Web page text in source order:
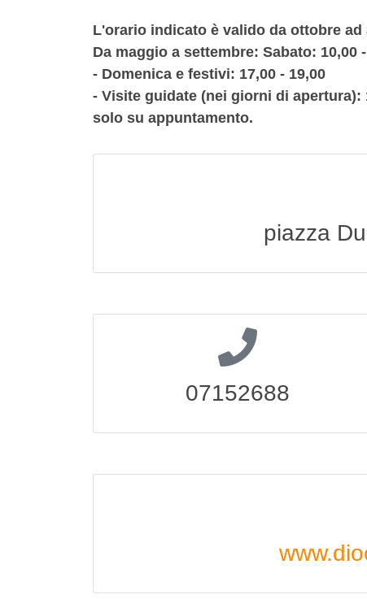
L'orario indicato è valido da ottobre
Da maggio a settembre: Sabato: 10,00
- Domenica e festivi: 17,00 - 19,00
- Visite guidate (nei giorni di apertura):
solo su appuntamento.
piazza
07152688